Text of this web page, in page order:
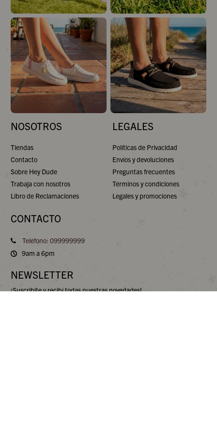
NOSOTROS
Tiendas
Contacto
Sobre Hey Dude
Trabaja con nosotros
Libro de Reclamaciones
LEGALES
Políticas de Privacidad
Envíos y devoluciones
Preguntas frecuentes
Términos y condiciones
Legales y promociones
CONTACTO
Teléfono: 099999999
9am a 6pm
NEWSLETTER
¡Suscribite y recibí todas nuestras novedades!